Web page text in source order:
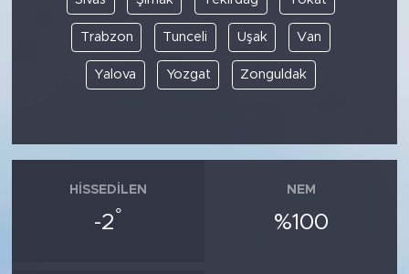
Trabzon Tunceli Uşak Van
Yalova Yozgat Zonguldak
HISSEDILEN
-2°
NEM
%100